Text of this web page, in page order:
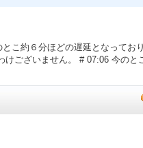
こ約６分ほどの遅延となってお
ございません。 # 07:06 今のと